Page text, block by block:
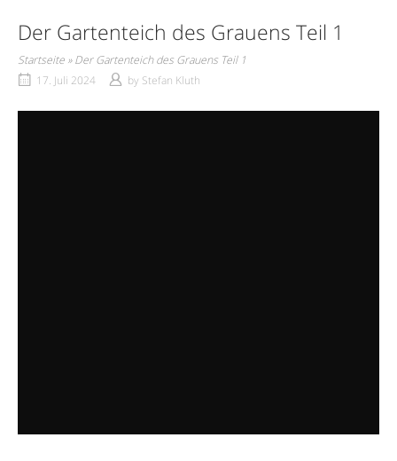
Der Gartenteich des Grauens Teil 1
Startseite »Der Gartenteich des Grauens Teil 1
17. Juli 2024
by Stefan Kluth